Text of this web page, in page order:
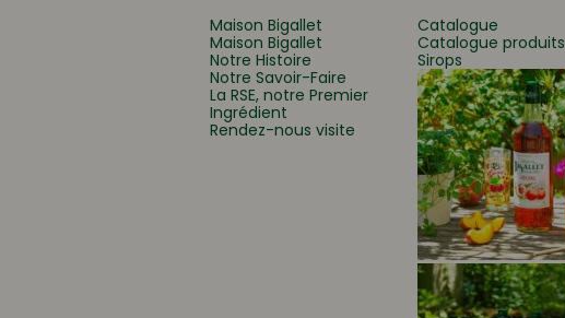
Maison Bigallet
Maison Bigallet
Notre Histoire
Notre Savoir-Faire
La RSE, notre Premier
Ingrédient
Rendez-nous visite
Catalogue
Catalogue produits
Sirops
Que recherchez-vous ?